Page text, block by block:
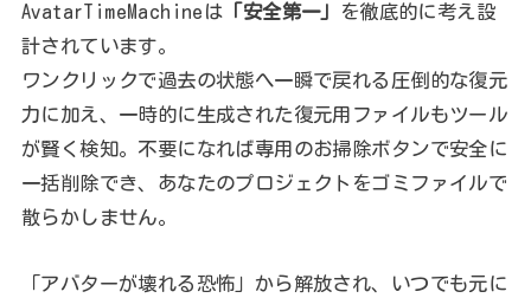
AvatarTimeMachineは 「安全第一」
を徹底的に考え設
計されています。
ワンクリックで過去の状態へ一瞬で戻れる圧倒的な復元
力に加え、一時的に生成された復元用ファイルもツール
が賢く検知。不要になれば専用のお掃除ボタンで安全に
一括削除でき、あなたのプロジェクトをゴミファイルで
散らかしません。
「アバターが壊れる恐怖」から解放され、いつでも元に